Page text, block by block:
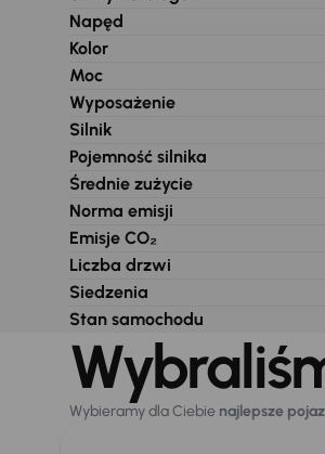
Napęd
Kolor
Moc
Wyposażenie
Silnik
Pojemność silnika
Średnie zużycie
Norma emisji
Emisje CO₂
Liczba drzwi
Siedzenia
Stan samochodu
Wybieramy dla Ciebie najlepsze